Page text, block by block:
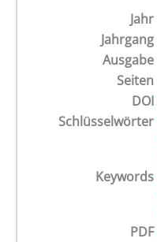
Jahr
Jahrgang
Ausgabe
Seiten
DOI
Schlüsselwörter
Keywords
PDF